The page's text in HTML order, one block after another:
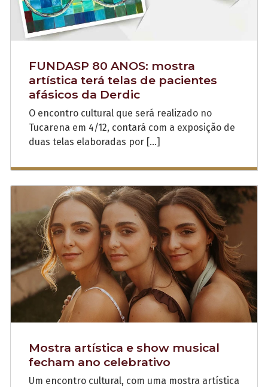
FUNDASP 80 ANOS: mostra
artística terá telas de pacientes
afásicos da Derdic
O encontro cultural que será realizado no
Tucarena em 4/12, contará com a exposição de
duas telas elaboradas por […]
Mostra artística e show musical
fecham ano celebrativo
Um encontro cultural, com uma mostra artística